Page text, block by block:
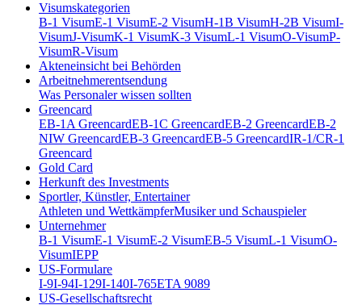
Visumskategorien
B-1 VisumE-1 VisumE-2 VisumH-1B VisumH-2B VisumI-
VisumJ-VisumK-1 VisumK-3 VisumL-1 VisumO-VisumP-
VisumR-Visum
Akteneinsicht bei Behörden
Arbeitnehmerentsendung
Was Personaler wissen sollten
Greencard
EB-1A GreencardEB-1C GreencardEB-2 GreencardEB-2
NIW GreencardEB-3 GreencardEB-5 GreencardIR-1/CR-1
Greencard
Gold Card
Herkunft des Investments
Sportler, Künstler, Entertainer
Athleten und WettkämpferMusiker und Schauspieler
Unternehmer
B-1 VisumE-1 VisumE-2 VisumEB-5 VisumL-1 VisumO-
VisumIEPP
US-Formulare
I-9I-94I-129I-140I-765ETA 9089
US-Gesellschaftsrecht